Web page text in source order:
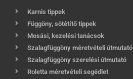
Karnis tippek
Függöny, sötétítő tippek
Mosási, kezelési tanácsok
Szalagfüggöny méretvételi útmutató
Szalagfüggöny szerelési útmutató
Roletta méretvételi segédlet